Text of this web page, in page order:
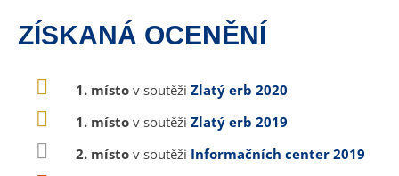
ZÍSKANÁ OCENĚNÍ
1. místo v soutěži Zlatý erb 2020
1. místo v soutěži Zlatý erb 2019
2. místo v soutěži Informačních center 2019